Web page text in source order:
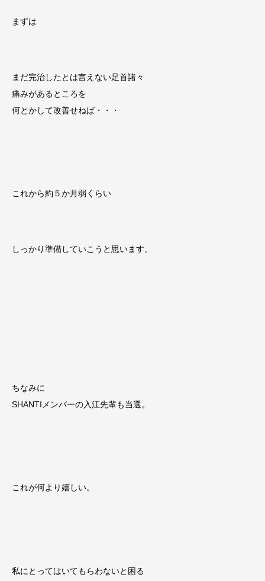
まずは
まだ完治したとは言えない足首諸々
痛みがあるところを
何とかして改善せねば・・・
これから約５か月弱くらい
しっかり準備していこうと思います。
ちなみに
SHANTIメンバーの入江先輩も当選。
これが何より嬉しい。
私にとってはいてもらわないと困る